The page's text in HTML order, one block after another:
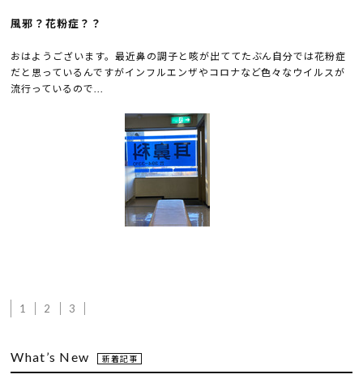
風邪？花粉症？？
おはようございます。最近鼻の調子と咳が出ててたぶん自分では花粉症
だと思っているんですがインフルエンザやコロナなど色々なウイルスが
流行っているので...
1 2 3
What’s New 新着記事